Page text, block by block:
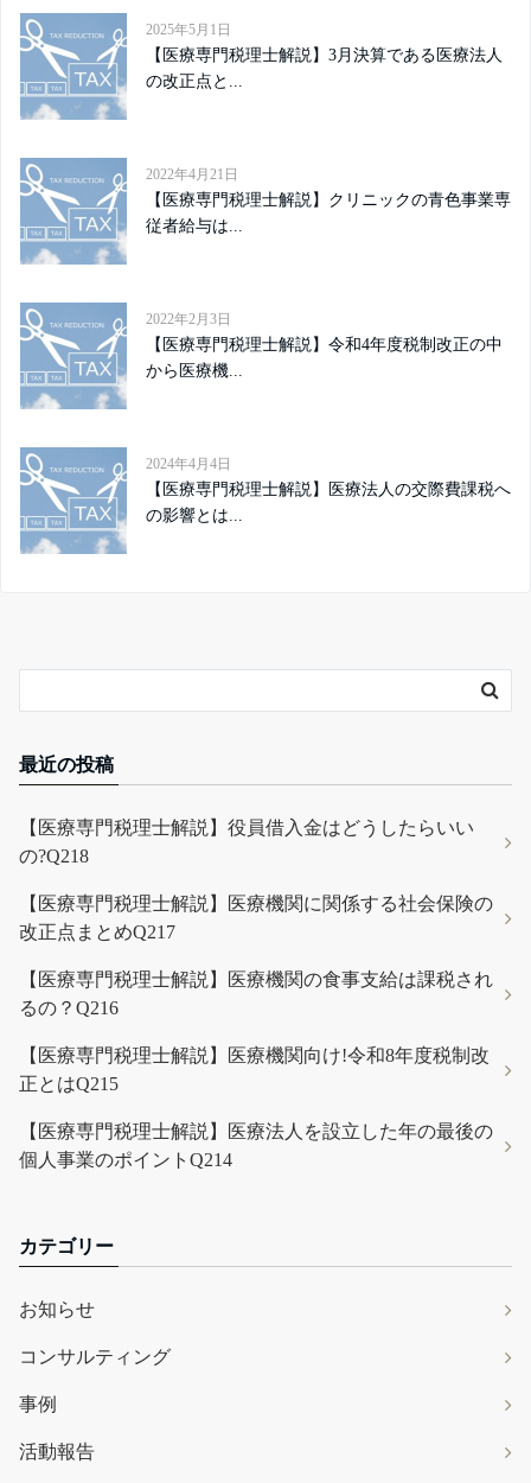
2025年5月1日
【医療専門税理士解説】3月決算である医療法人
の改正点と...
2022年4月21日
【医療専門税理士解説】クリニックの青色事業専
従者給与は...
2022年2月3日
【医療専門税理士解説】令和4年度税制改正の中
から医療機...
2024年4月4日
【医療専門税理士解説】医療法人の交際費課税へ
の影響とは...
最近の投稿
【医療専門税理士解説】役員借入金はどうしたらいい
の?Q218
【医療専門税理士解説】医療機関に関係する社会保険の
改正点まとめQ217
【医療専門税理士解説】医療機関の食事支給は課税され
るの？Q216
【医療専門税理士解説】医療機関向け!令和8年度税制改
正とはQ215
【医療専門税理士解説】医療法人を設立した年の最後の
個人事業のポイントQ214
カテゴリー
お知らせ
コンサルティング
事例
活動報告